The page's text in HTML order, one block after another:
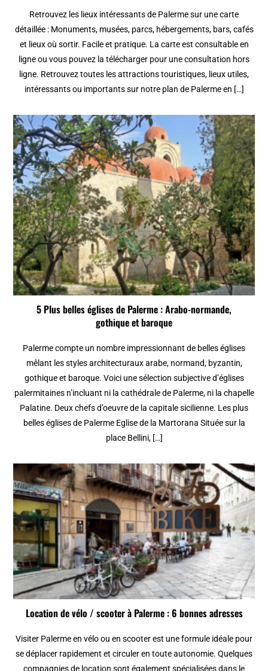
Retrouvez les lieux intéressants de Palerme sur une carte
détaillée : Monuments, musées, parcs, hébergements, bars, cafés
et lieux où sortir. Facile et pratique. La carte est consultable en
ligne ou vous pouvez la télécharger pour une consultation hors
ligne. Retrouvez toutes les attractions touristiques, lieux utiles,
intéressants ou importants sur notre plan de Palerme en […]
5 Plus belles églises de Palerme : Arabo-normande,
gothique et baroque
Palerme compte un nombre impressionnant de belles églises
mêlant les styles architecturaux arabe, normand, byzantin,
gothique et baroque. Voici une sélection subjective d’églises
palermitaines n’incluant ni la cathédrale de Palerme, ni la chapelle
Palatine. Deux chefs d’oeuvre de la capitale sicilienne. Les plus
belles églises de Palerme Eglise de la Martorana Située sur la
place Bellini, […]
Location de vélo / scooter à Palerme : 6 bonnes adresses
Visiter Palerme en vélo ou en scooter est une formule idéale pour
se déplacer rapidement et circuler en toute autonomie. Quelques
compagnies de location sont également spécialisées dans le